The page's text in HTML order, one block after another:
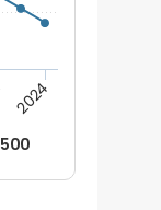
2024